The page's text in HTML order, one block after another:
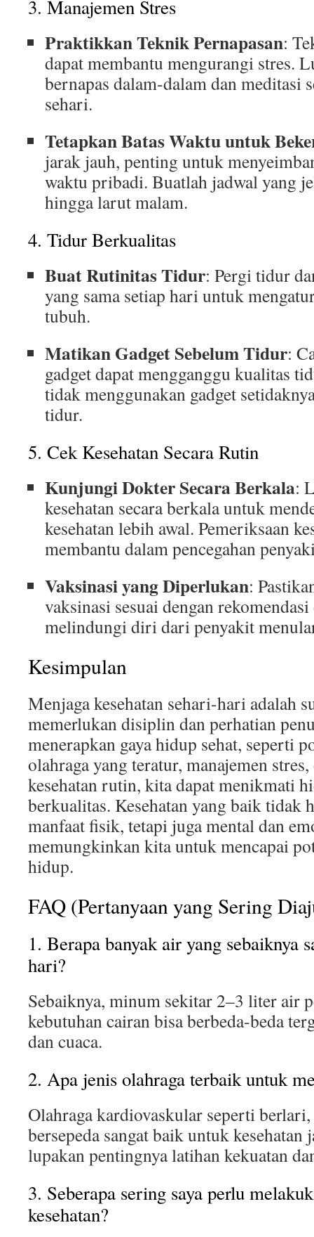
3. Manajemen Stres
Praktikkan Teknik Pernapasan:
dapat membantu mengurangi stres.
bernapas dalam-dalam dan meditasi
sehari.
Tetapkan Batas Waktu untuk
jarak jauh, penting untuk
waktu pribadi. Buatlah jadwal yang
hingga larut malam.
4. Tidur Berkualitas
Buat Rutinitas Tidur: Pergi tidur
yang sama setiap hari untuk
tubuh.
Matikan Gadget Sebelum Tidur:
gadget dapat mengganggu kualitas
tidak menggunakan gadget
tidur.
5. Cek Kesehatan Secara Rutin
Kunjungi Dokter Secara Berkala:
kesehatan secara berkala untuk
kesehatan lebih awal. Pemeriksaan
membantu dalam pencegahan
Vaksinasi yang Diperlukan:
vaksinasi sesuai dengan
melindungi diri dari penyakit
Kesimpulan
Menjaga kesehatan sehari-hari adalah
memerlukan disiplin dan perhatian
menerapkan gaya hidup sehat, seperti
olahraga yang teratur, manajemen
kesehatan rutin, kita dapat menikmati
berkualitas. Kesehatan yang baik tidak
manfaat fisik, tetapi juga mental dan
memungkinkan kita untuk mencapai
hidup.
FAQ (Pertanyaan yang Sering
1. Berapa banyak air yang sebaiknya
hari?
Sebaiknya, minum sekitar 2–3 liter air
kebutuhan cairan bisa berbeda-beda
dan cuaca.
2. Apa jenis olahraga terbaik untuk
Olahraga kardiovaskular seperti berlari,
bersepeda sangat baik untuk kesehatan
lupakan pentingnya latihan kekuatan
3. Seberapa sering saya perlu
kesehatan?